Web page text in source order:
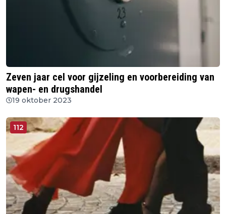
Zeven jaar cel voor gijzeling en voorbereiding van
wapen- en drugshandel
19 oktober 2023
112